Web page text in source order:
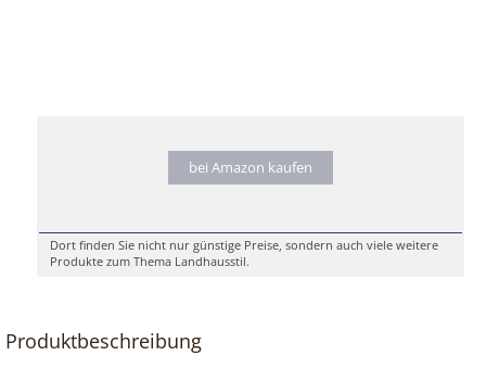
bei Amazon kaufen
Dort finden Sie nicht nur günstige Preise, sondern auch viele weitere
Produkte zum Thema Landhausstil.
Produktbeschreibung